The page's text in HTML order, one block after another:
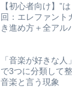
【初心者向け】”
回：エレファン
き進め方＋全アル
「音楽が好きな
で3つに分類して
音楽と言う現象